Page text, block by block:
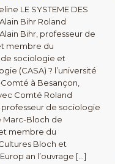
LE SYSTEME DES
Alain Bihr Roland
Bihr, professeur de
membre du
sociologie et
(CASA) ? l’université
à Besançon,
Comté Roland
de sociologie
Marc-Bloch de
membre du
Bloch et
an l’ouvrage […]